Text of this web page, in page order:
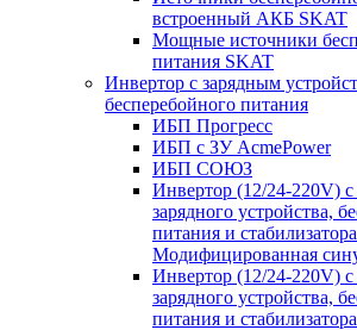
встроенный АКБ SKAT
Мощные источники
питания SKAT
Инвертор с зарядным
бесперебойного питания
ИБП Прогресс
ИБП с ЗУ AcmePower
ИБП СОЮЗ
Инвертор (12/24-220V)
зарядного устройства,
питания и
Модифицированная
Инвертор (12/24-220V)
зарядного устройства,
питания и